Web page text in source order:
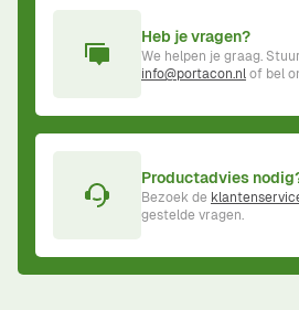
Heb je vragen?
We helpen je graag.
info@portacon.nlof bel
Productadvies
Bezoek de
gestelde vragen.